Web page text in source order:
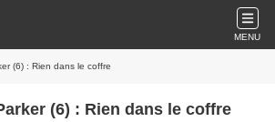
MENU
(6) : Rien dans le coffre
(6) : Rien dans le coffre